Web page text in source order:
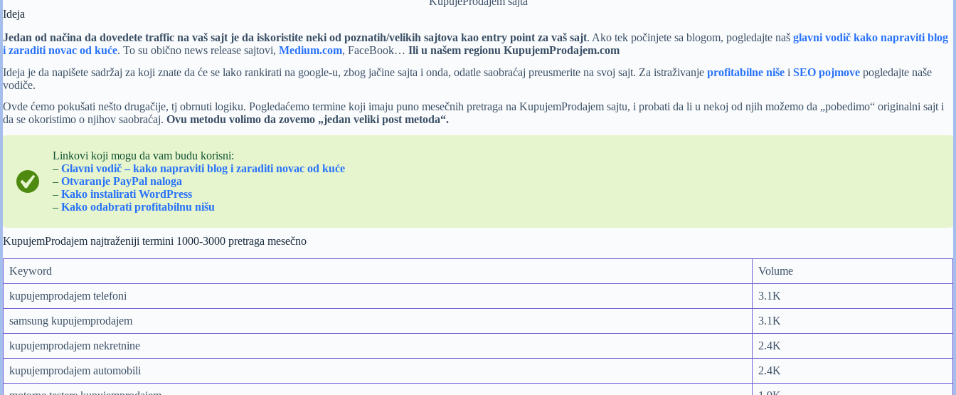
Ideja
Jedan od načina da dovedete traffic na vaš sajt je da iskoristite neki od poznatih/velikih sajtova kao entry point za vaš sajt. Ako tek počinjete sa blogom, pogledajte naš glavni vodič kako napraviti blog
i zaraditi novac od kuće. To su obično news release sajtovi, Medium.com, FaceBook… Ili u našem regionu KupujemProdajem.com
Ideja je da napišete sadržaj za koji znate da će se lako rankirati na google-u, zbog jačine sajta i onda, odatle saobraćaj preusmerite na svoj sajt. Za istraživanje profitabilne niše i SEO pojmove pogledajte naše
vodiče.
Ovde ćemo pokušati nešto drugačije, tj obrnuti logiku. Pogledaćemo termine koji imaju puno mesečnih pretraga na KupujemProdajem sajtu, i probati da li u nekoj od njih možemo da „pobedimo“ originalni sajt i
da se okoristimo o njihov saobraćaj. Ovu metodu volimo da zovemo „jedan veliki post metoda“.
Linkovi koji mogu da vam budu korisni:
– Glavni vodič – kako napraviti blog i zaraditi novac od kuće
– Otvaranje PayPal naloga
– Kako instalirati WordPress
– Kako odabrati profitabilnu nišu
KupujemProdajem najtraženiji termini 1000-3000 pretraga mesečno
Keyword Volume
kupujemprodajem telefoni 3.1K
samsung kupujemprodajem 3.1K
kupujemprodajem nekretnine 2.4K
kupujemprodajem automobili 2.4K